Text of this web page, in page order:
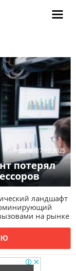
потерял
Дата:07.12.2025
ландшафт
на рынке